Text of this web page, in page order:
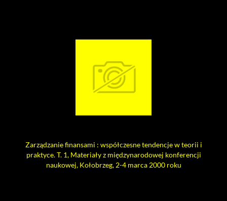
Zarządzanie finansami : współczesne tendencje w teorii i
praktyce. T. 1, Materiały z międzynarodowej konferencji
naukowej, Kołobrzeg, 2-4 marca 2000 roku